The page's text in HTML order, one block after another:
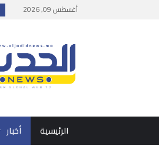
أغسطس 09, 2026
الرئيسية أخبار